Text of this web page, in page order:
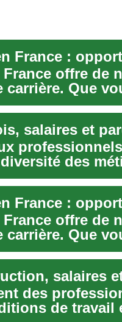
offre de
Que
des
offre de
Que
des
de travail